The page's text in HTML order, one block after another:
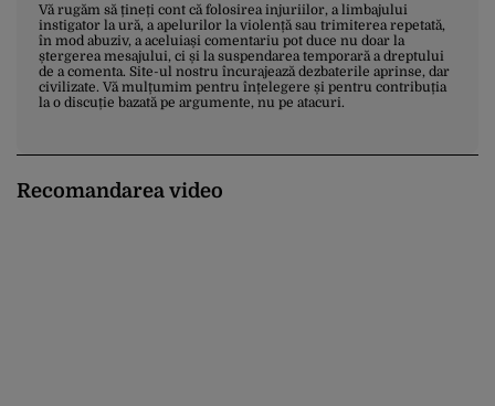
Vă rugăm să țineți cont că folosirea injuriilor, a limbajului
instigator la ură, a apelurilor la violență sau trimiterea repetată,
în mod abuziv, a aceluiași comentariu pot duce nu doar la
ștergerea mesajului, ci și la suspendarea temporară a dreptului
de a comenta. Site-ul nostru încurajează dezbaterile aprinse, dar
civilizate. Vă mulțumim pentru înțelegere și pentru contribuția
la o discuție bazată pe argumente, nu pe atacuri.
Recomandarea video